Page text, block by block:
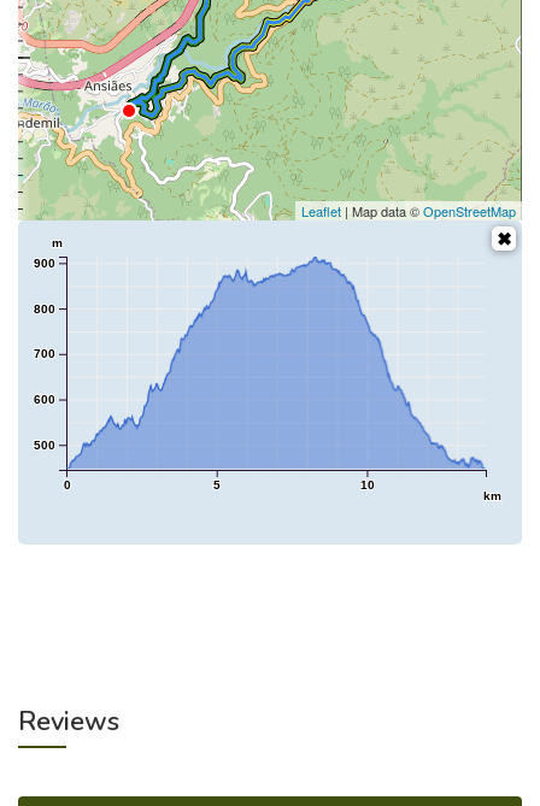
Leaflet | Map data ©OpenStreetMap
0 5 10
km
500
600
700
800
900
m
Reviews